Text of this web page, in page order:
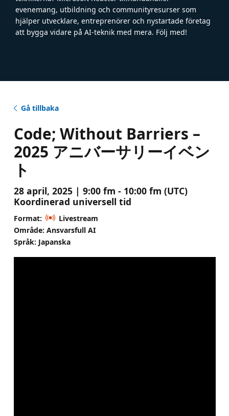
evenemang, utbildning och communityresurser som
hjälper utvecklare, entreprenörer och nystartade företag
att bygga vidare på AI-teknik med mera. Följ med!
Gå tillbaka
Code; Without Barriers –
2025 アニバーサリーイベン
ト
28 april, 2025 | 9:00 fm - 10:00 fm (UTC)
Koordinerad universell tid
Format:
Livestream
Område: Ansvarsfull AI
Språk: Japanska